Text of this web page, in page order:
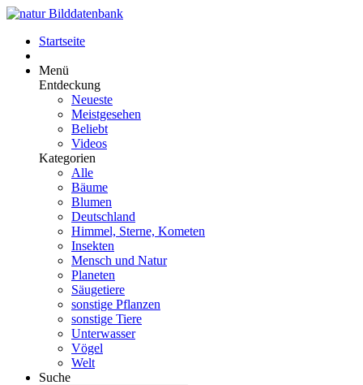
Startseite
Menü
Entdeckung
Neueste
Meistgesehen
Beliebt
Videos
Kategorien
Alle
Bäume
Blumen
Deutschland
Himmel, Sterne, Kometen
Insekten
Mensch und Natur
Planeten
Säugetiere
sonstige Pflanzen
sonstige Tiere
Unterwasser
Vögel
Welt
Suche